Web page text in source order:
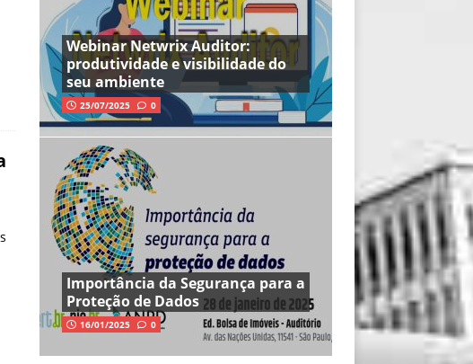
Webinar Netwrix Auditor:
produtividade e visibilidade do
seu ambiente
25/07/2025 0
Importância da Segurança para a
Proteção de Dados
16/01/2025 0